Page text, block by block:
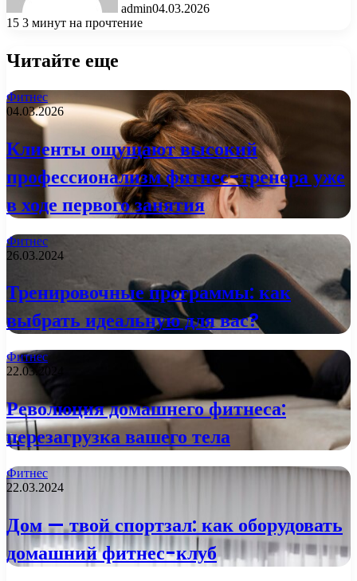
admin04.03.2026
15 3 минут на прочтение
Читайте еще
Фитнес
04.03.2026
Клиенты ощущают высокий
профессионализм фитнес-тренера уже
в ходе первого занятия
Фитнес
26.03.2024
Тренировочные программы: как
выбрать идеальную для вас?
Фитнес
22.03.2024
Революция домашнего фитнеса:
перезагрузка вашего тела
Фитнес
22.03.2024
Дом — твой спортзал: как оборудовать
домашний фитнес-клуб